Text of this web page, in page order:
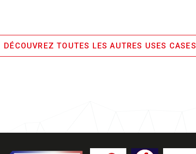
DÉCOUVREZ TOUTES LES AUTRES USES CASES